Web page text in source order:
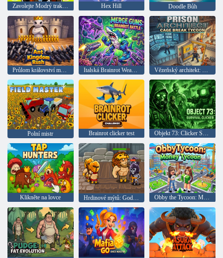
Hex Hill Doodle Bůh
Italská Brainrot Weapon Fusion
Polní mistr Brainrot clicker test Objekt 73: Clicker Survival
Klikněte na lovce Hrdinové mýtů: Gods Warriors Obby the Tycoon: Money Tycoon